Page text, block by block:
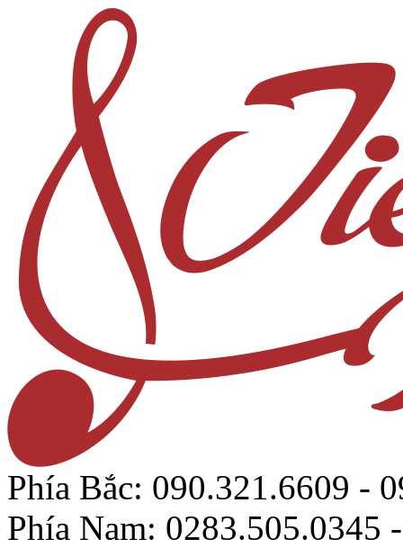
Phía Bắc: 090.321.6609 -
Phía Nam: 0283.505.0345